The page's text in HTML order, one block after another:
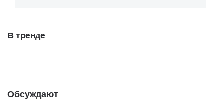
В тренде
Обсуждают